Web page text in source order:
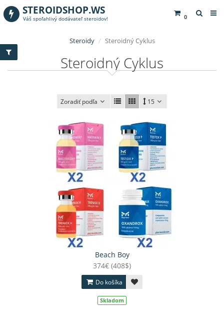
0
STEROIDSHOP.WS
Váš spoľahlivý dodávateľ steroidov!
Steroidy Steroidný Cyklus
Steroidný Cyklus
Zoradiť podľa 15
Beach Boy
374€ (408$)
Do košíka
Skladom